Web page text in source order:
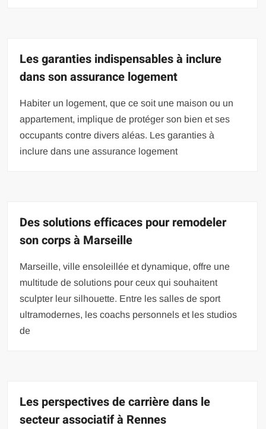
Les garanties indispensables à inclure
dans son assurance logement
Habiter un logement, que ce soit une maison ou un
appartement, implique de protéger son bien et ses
occupants contre divers aléas. Les garanties à
inclure dans une assurance logement
Des solutions efficaces pour remodeler
son corps à Marseille
Marseille, ville ensoleillée et dynamique, offre une
multitude de solutions pour ceux qui souhaitent
sculpter leur silhouette. Entre les salles de sport
ultramodernes, les coachs personnels et les studios
de
Les perspectives de carrière dans le
secteur associatif à Rennes